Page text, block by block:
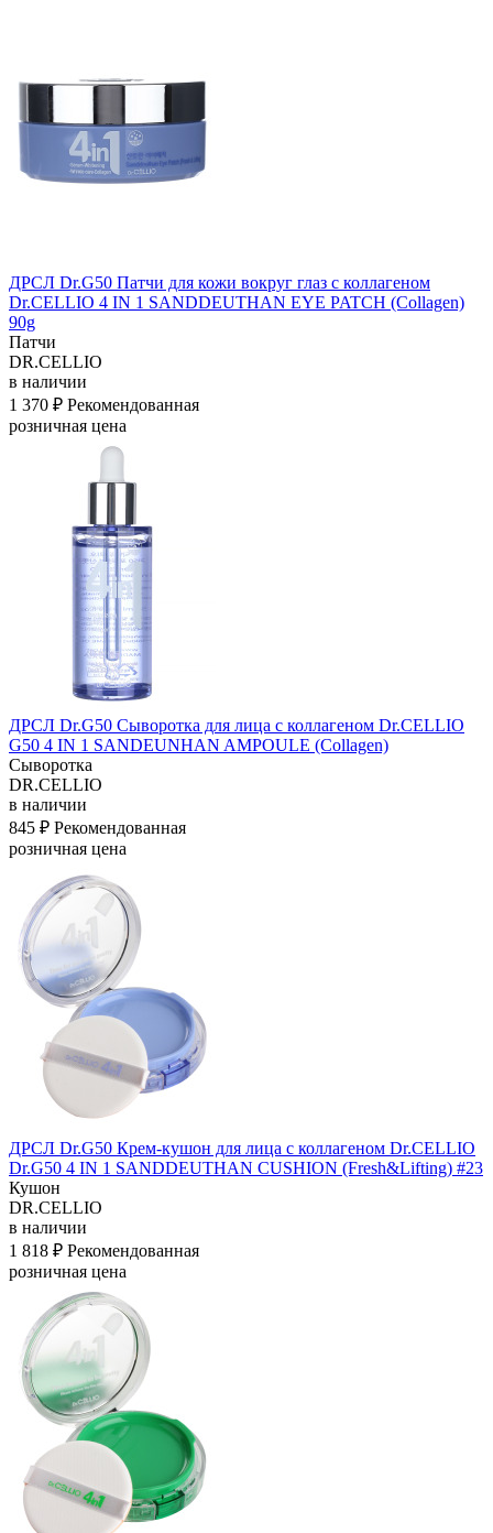
ДРСЛ Dr.G50 Патчи для кожи вокруг глаз с коллагеном
Dr.CELLIO 4 IN 1 SANDDEUTHAN EYE PATCH (Collagen)
90g
Патчи
DR.CELLIO
в наличии
1 370 ₽ Рекомендованная
розничная цена
ДРСЛ Dr.G50 Сыворотка для лица с коллагеном Dr.CELLIO
G50 4 IN 1 SANDEUNHAN AMPOULE (Collagen)
Сыворотка
DR.CELLIO
в наличии
845 ₽ Рекомендованная
розничная цена
ДРСЛ Dr.G50 Крем-кушон для лица с коллагеном Dr.CELLIO
Dr.G50 4 IN 1 SANDDEUTHAN CUSHION (Fresh&Lifting) #23
Кушон
DR.CELLIO
в наличии
1 818 ₽ Рекомендованная
розничная цена